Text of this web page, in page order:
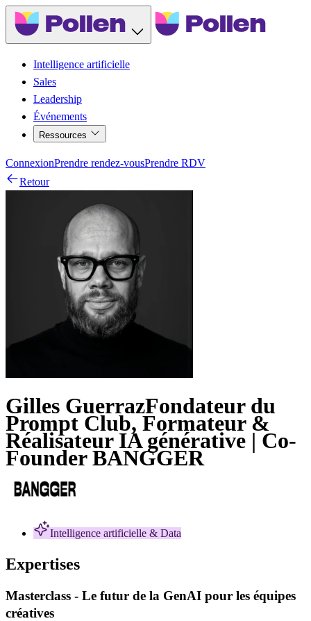
Intelligence artificielle
Sales
Leadership
Événements
Ressources
ConnexionPrendre rendez-vousPrendre RDV
Retour
Gilles GuerrazFondateur du
Prompt Club, Formateur &
Réalisateur IA générative | Co-
Founder BANGGER
Intelligence artificielle & Data
Expertises
Masterclass - Le futur de la GenAI pour les équipes
créatives